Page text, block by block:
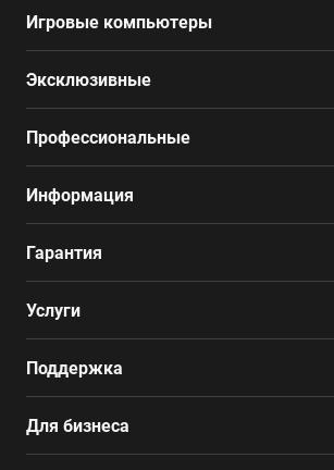
Игровые компьютеры
Эксклюзивные
Профессиональные
Информация
Гарантия
Услуги
Поддержка
Для бизнеса